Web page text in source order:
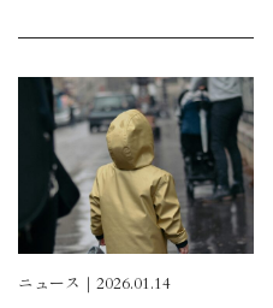
ニュース｜2026.01.14